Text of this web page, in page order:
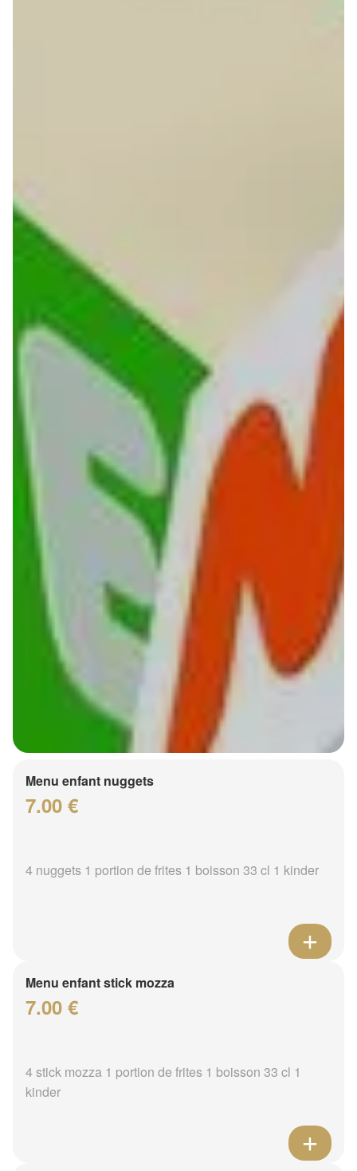
Menu enfant nuggets
7.00 €
4 nuggets 1 portion de frites 1 boisson 33 cl 1 kinder
Menu enfant stick mozza
7.00 €
4 stick mozza 1 portion de frites 1 boisson 33 cl 1
kinder